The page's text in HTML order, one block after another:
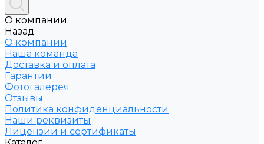
О компании
Назад
О компании
Наша команда
Доставка и оплата
Гарантии
Фотогалерея
Отзывы
Политика конфиденциальности
Наши реквизиты
Лицензии и сертификаты